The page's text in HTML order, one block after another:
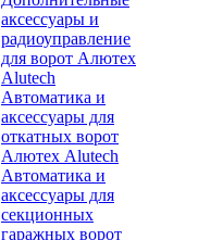
аксессуары и
радиоуправление
для ворот Алютех
Alutech
Автоматика и
аксессуары для
откатных ворот
Алютех Alutech
Автоматика и
аксессуары для
секционных
гаражных ворот